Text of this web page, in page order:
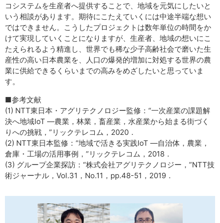
コシステムを生産者へ提供することで、地域を元気にしたいと
いう相談があります。期待にこたえていくには中途半端な想い
ではできません。こうしたプロジェクトは数年単位の時間をか
けて実現していくことになりますが、生産者、地域の想いにこ
たえられるよう精進し、世界でも稀な少子高齢社会で磨いた生
産性の高い日本農業を、人口の爆発的増加に対処する世界の農
業に供給できるくらいまでの高みをめざしたいと思っていま
す。
■参考文献
(1) NTT東日本・アグリテクノロジー監修：“一次産業の課題解
決へ地域IoT ―農業，林業，畜産業，水産業から始まる街づく
りへの挑戦，”リックテレコム，2020．
(2) NTT東日本監修：“地域で活きる実践IoT ―自治体，農業，
倉庫・工場の活用事例，”リックテレコム，2018．
(3) グループ企業探訪：“株式会社アグリテクノロジー，”NTT技
術ジャーナル，Vol.31，No.11，pp.48-51，2019．